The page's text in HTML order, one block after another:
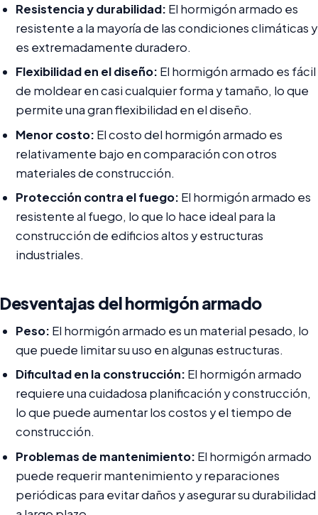
Resistencia y durabilidad: El hormigón armado es
resistente a la mayoría de las condiciones climáticas y
es extremadamente duradero.
Flexibilidad en el diseño: El hormigón armado es fácil
de moldear en casi cualquier forma y tamaño, lo que
permite una gran flexibilidad en el diseño.
Menor costo: El costo del hormigón armado es
relativamente bajo en comparación con otros
materiales de construcción.
Protección contra el fuego: El hormigón armado es
resistente al fuego, lo que lo hace ideal para la
construcción de edificios altos y estructuras
industriales.
Desventajas del hormigón armado
Peso: El hormigón armado es un material pesado, lo
que puede limitar su uso en algunas estructuras.
Dificultad en la construcción: El hormigón armado
requiere una cuidadosa planificación y construcción,
lo que puede aumentar los costos y el tiempo de
construcción.
Problemas de mantenimiento: El hormigón armado
puede requerir mantenimiento y reparaciones
periódicas para evitar daños y asegurar su durabilidad